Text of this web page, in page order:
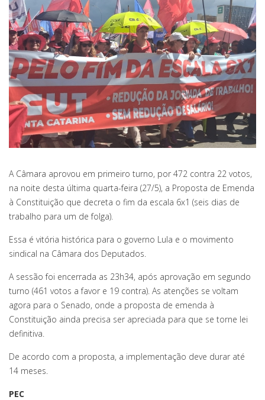
A Câmara aprovou em primeiro turno, por 472 contra 22 votos,
na noite desta última quarta-feira (27/5), a Proposta de Emenda
à Constituição que decreta o fim da escala 6x1 (seis dias de
trabalho para um de folga).
Essa é vitória histórica para o governo Lula e o movimento
sindical na Câmara dos Deputados.
A sessão foi encerrada as 23h34, após aprovação em segundo
turno (461 votos a favor e 19 contra). As atenções se voltam
agora para o Senado, onde a proposta de emenda à
Constituição ainda precisa ser apreciada para que se torne lei
definitiva.
De acordo com a proposta, a implementação deve durar até
14 meses.
PEC